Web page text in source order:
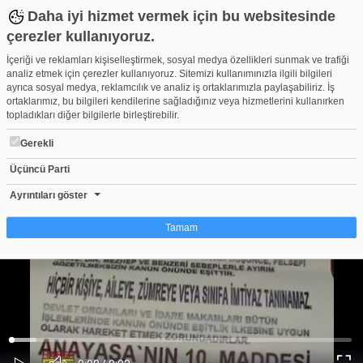
Daha iyi hizmet vermek için bu websitesinde
çerezler kullanıyoruz.
İçeriği ve reklamları kişiselleştirmek, sosyal medya özellikleri sunmak ve trafiği
analiz etmek için çerezler kullanıyoruz. Sitemizi kullanımınızla ilgili bilgileri
ayrıca sosyal medya, reklamcılık ve analiz iş ortaklarımızla paylaşabiliriz. İş
ortaklarımız, bu bilgileri kendilerine sağladığınız veya hizmetlerini kullanırken
topladıkları diğer bilgilerle birleştirebilir.
Gerekli
Üçüncü Parti
Ayrıntıları göster
Tamam
Çerez nedir?
Çerezler, web-sitelerinin, kullanıcıların deneyimlerini daha verimli hale getirmek
amacıyla kullandığı küçük metin dosyalarıdır. Yasalara göre, bu sitenin
işletilmesi için kesinlikle gerekli olan çerezleri cihazınıza yerleştirebiliyoruz.
Diğer çerez türleri için sizden izin almamız gerekiyor. Bu site farklı çerez türleri
kullanmaktadır. Bazı çerezler, sayfalarımızda yer alan üçüncü şahıs hizmetleri
tarafından yerleştirilir. İzniniz şu alanlar için geçerlidir: web.tv
Ses
Yüklendi:
Yükleniyor:
Hasan Sancak, 12 Yıldır ADALET Arıyor!.